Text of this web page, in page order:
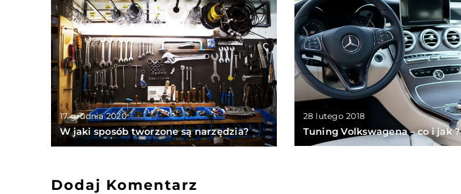
17 grudnia 2020
W jaki sposób tworzone są narzędzia?
28 lutego 2018
Tuning Volkswagena – co i jak ?
Dodaj Komentarz